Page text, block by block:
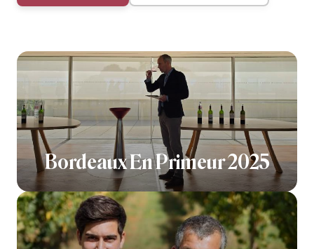
Bordeaux En Primeur 2025